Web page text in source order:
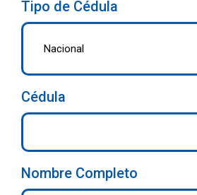
Tipo de Cédula
Cédula
Nombre Completo